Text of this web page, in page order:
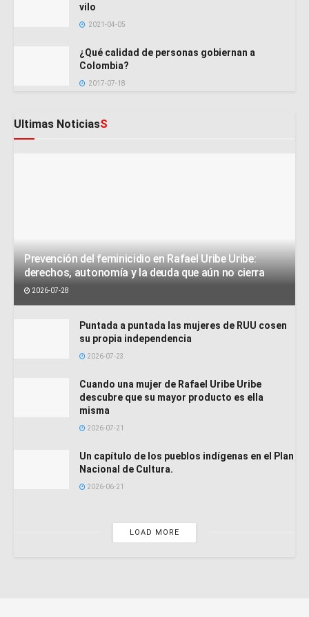
vilo
2021-04-05
¿Qué calidad de personas gobiernan a
Colombia?
2017-07-18
Ultimas NoticiasS
Prevención del feminicidio en Rafael Uribe Uribe:
derechos, autonomía y la deuda que aún no cierra
2026-07-28
Puntada a puntada las mujeres de RUU cosen
su propia independencia
2026-07-23
Cuando una mujer de Rafael Uribe Uribe
descubre que su mayor producto es ella
misma
2026-07-21
Un capítulo de los pueblos indígenas en el Plan
Nacional de Cultura.
2026-06-21
LOAD MORE